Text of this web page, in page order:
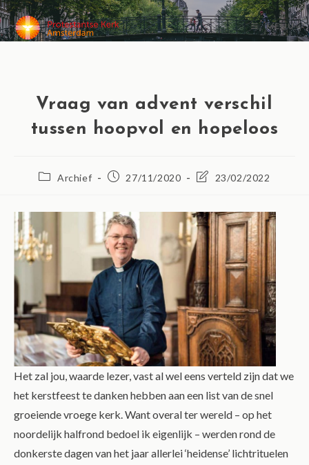
MENU
Vraag van advent verschil
tussen hoopvol en hopeloos
Archief 27/11/2020 23/02/2022
Het zal jou, waarde lezer, vast al wel eens verteld zijn dat we
het kerstfeest te danken hebben aan een list van de snel
groeiende vroege kerk. Want overal ter wereld – op het
noordelijk halfrond bedoel ik eigenlijk – werden rond de
donkerste dagen van het jaar allerlei ‘heidense’ lichtrituelen